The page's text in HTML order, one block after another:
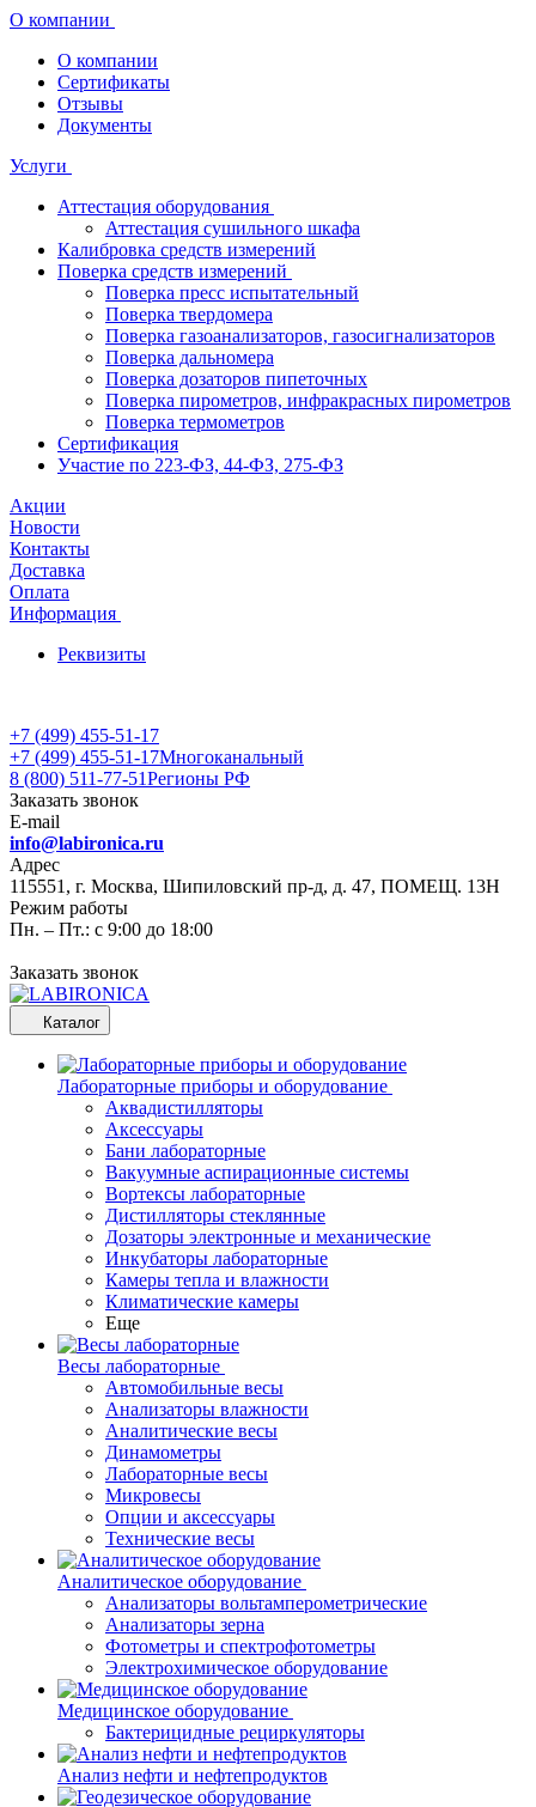
О компании
О компании
Сертификаты
Отзывы
Документы
Услуги
Аттестация оборудования
Аттестация сушильного шкафа
Калибровка средств измерений
Поверка средств измерений
Поверка пресс испытательный
Поверка твердомера
Поверка газоанализаторов, газосигнализаторов
Поверка дальномера
Поверка дозаторов пипеточных
Поверка пирометров, инфракрасных пирометров
Поверка термометров
Сертификация
Участие по 223-ФЗ, 44-ФЗ, 275-ФЗ
Акции
Новости
Контакты
Доставка
Оплата
Информация
Реквизиты
+7 (499) 455-51-17
+7 (499) 455-51-17Многоканальный
8 (800) 511-77-51Регионы РФ
Заказать звонок
E-mail
info@labironica.ru
Адрес
115551, г. Москва, Шипиловский пр-д, д. 47, ПОМЕЩ. 13Н
Режим работы
Пн. – Пт.: с 9:00 до 18:00
Заказать звонок
Каталог
Лабораторные приборы и оборудование
Аквадистилляторы
Аксессуары
Бани лабораторные
Вакуумные аспирационные системы
Вортексы лабораторные
Дистилляторы стеклянные
Дозаторы электронные и механические
Инкубаторы лабораторные
Камеры тепла и влажности
Климатические камеры
Еще
Весы лабораторные
Автомобильные весы
Анализаторы влажности
Аналитические весы
Динамометры
Лабораторные весы
Микровесы
Опции и аксессуары
Технические весы
Аналитическое оборудование
Анализаторы вольтамперометрические
Анализаторы зерна
Фотометры и спектрофотометры
Электрохимическое оборудование
Медицинское оборудование
Бактерицидные рециркуляторы
Анализ нефти и нефтепродуктов